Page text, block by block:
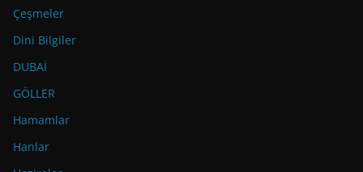
Çeşmeler
Dini Bilgiler
DUBAİ
GÖLLER
Hamamlar
Hanlar